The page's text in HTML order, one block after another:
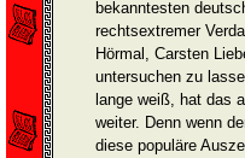
bekanntesten
rechtsextremer
Hörmal, Carsten
untersuchen zu
lange weiß, hat das
weiter. Denn wenn
diese populäre